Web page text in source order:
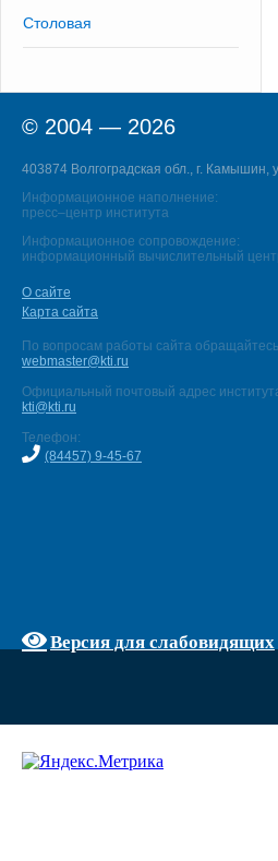
Столовая
© 2004 — 2026
403874 Волгоградская обл., г. Камышин,
Информационное наполнение:
пресс–центр института
Информационное сопровождение:
информационный вычислительный
О сайте
Карта сайта
По вопросам работы сайта
webmaster@kti.ru
Официальный почтовый адрес
kti@kti.ru
Телефон:
(84457) 9-45-67
Версия для слабовидящих